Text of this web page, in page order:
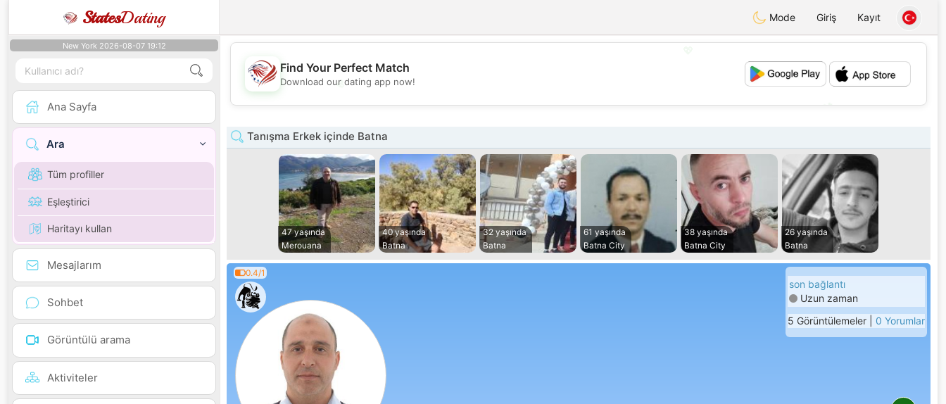
StatesDating Mode Giriş Kayıt
New York 2026-08-07 19:12
Ana Sayfa
Ara
Tüm profiller
Eşleştirici
Haritayı kullan
Mesajlarım
Sohbet
Görüntülü arama
Aktiviteler
💖
💕
Find Your Perfect Match
Download our dating app now!
Tanışma Erkek içinde Batna
47 yaşında
Merouana
40 yaşında
Batna
32 yaşında
Batna
61 yaşında
Batna City
38 yaşında
Batna City
26 yaşında
Batna
0.4/1
son bağlantı
Uzun zaman
5 Görüntülemeler | 0 Yorumlar